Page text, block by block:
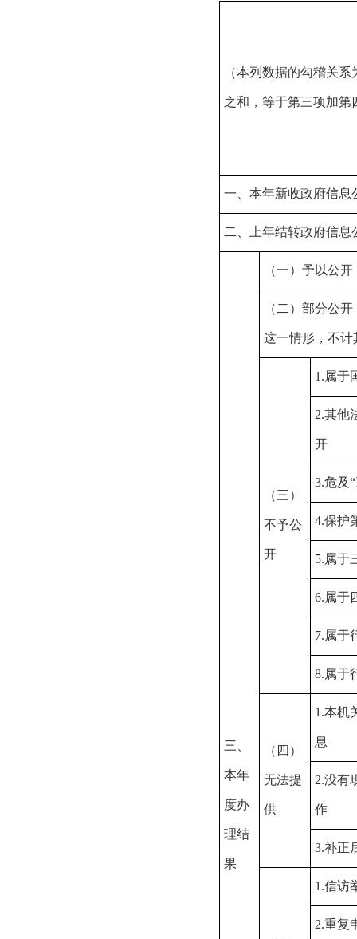
（本列数据的勾稽关
之和，等于第三项加第
一、本年新收政府信息
二、上年结转政府信息
三、
本年
度办
理结
果
（一）予以公开
（二）部分公
这一情形，不计
（三）
不予公
开
1.属于
2.其他
开
3.危及
4.保护
5.属于
6.属于
7.属于
8.属于
（四）
无法提
供
1.本机
息
2.没有
作
3.补正
1.信访
2.重复